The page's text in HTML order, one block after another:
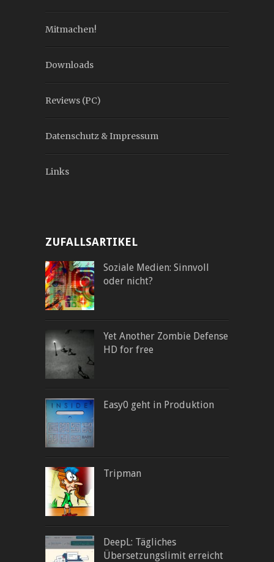
Mitmachen!
Downloads
Reviews (PC)
Datenschutz & Impressum
Links
ZUFALLSARTIKEL
Soziale Medien: Sinnvoll
oder nicht?
Yet Another Zombie Defense
HD for free
Easy0 geht in Produktion
Tripman
DeepL: Tägliches
Übersetzungslimit erreicht